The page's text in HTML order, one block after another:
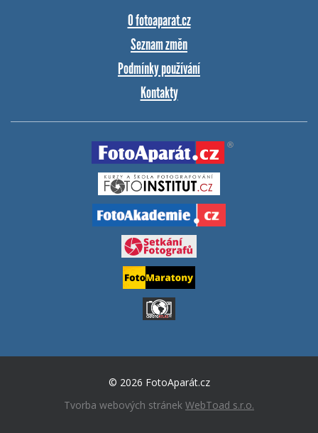
O fotoaparat.cz
Seznam změn
Podmínky používání
Kontakty
© 2026 FotoAparát.cz
Tvorba webových stránek WebToad s.r.o.